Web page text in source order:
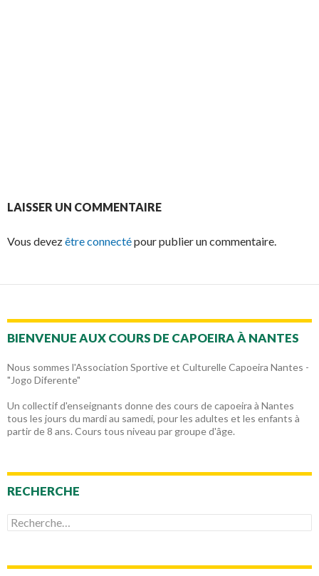
LAISSER UN COMMENTAIRE
Vous devezêtre connectépour publier un commentaire.
BIENVENUE AUX COURS DE CAPOEIRA À NANTES
Nous sommes l'Association Sportive et Culturelle Capoeira Nantes -
"Jogo Diferente"
Un collectif d'enseignants donne des cours de capoeira à Nantes
tous les jours du mardi au samedi, pour les adultes et les enfants à
partir de 8 ans. Cours tous niveau par groupe d'âge.
RECHERCHE
Rechercher :